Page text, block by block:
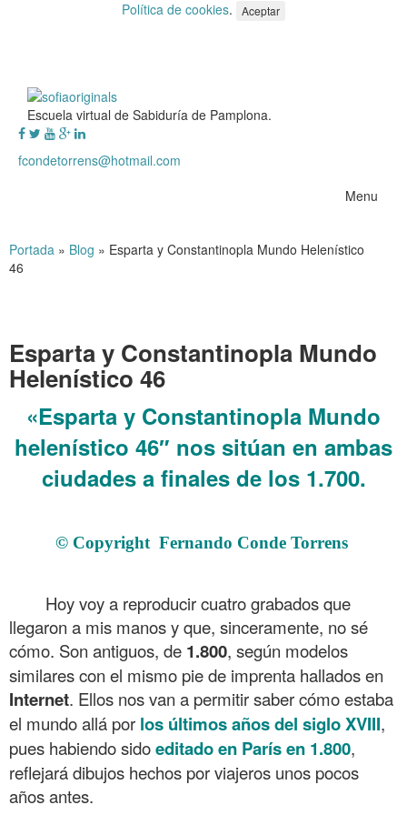
Política de cookies. Aceptar
Escuela virtual de Sabiduría de Pamplona.
fcondetorrens@hotmail.com
Menu
Portada » Blog » Esparta y Constantinopla Mundo Helenístico
46
Esparta y Constantinopla Mundo
Helenístico 46
«Esparta y Constantinopla Mundo
helenístico 46″ nos sitúan en ambas
ciudades a finales de los 1.700.
© Copyright Fernando Conde Torrens
Hoy voy a reproducir cuatro grabados que
llegaron a mis manos y que, sinceramente, no sé
cómo. Son antiguos, de 1.800, según modelos
similares con el mismo pie de imprenta hallados en
Internet. Ellos nos van a permitir saber cómo estaba
el mundo allá por los últimos años del siglo XVIII,
pues habiendo sidoeditado en París en 1.800,
reflejará dibujos hechos por viajeros unos pocos
años antes.